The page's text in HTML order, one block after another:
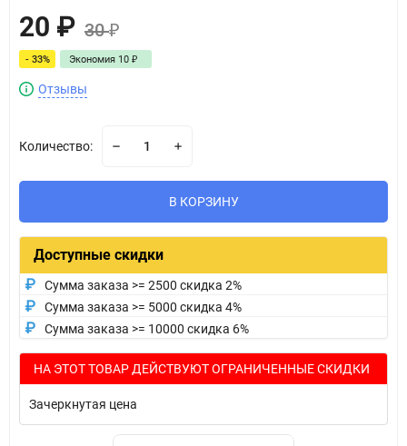
20 ₽ 30₽
- 33% Экономия 10 ₽
Отзывы
Количество:
В КОРЗИНУ
Доступные скидки
Сумма заказа >= 2500 скидка 2%
Сумма заказа >= 5000 скидка 4%
Сумма заказа >= 10000 скидка 6%
НА ЭТОТ ТОВАР ДЕЙСТВУЮТ ОГРАНИЧЕННЫЕ СКИДКИ
Зачеркнутая цена